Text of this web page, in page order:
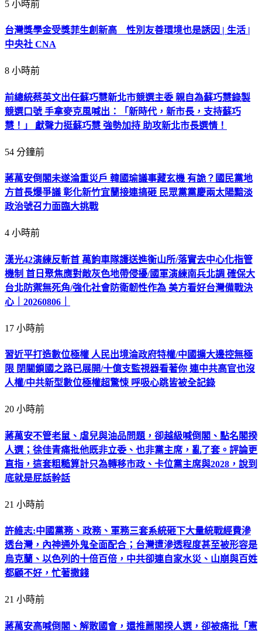
5 小時前
台灣獎學金受獎菲生創新高 性別友善環境也是誘因 | 生活 |
中央社 CNA
8 小時前
前總統蔡英文出任蘇巧慧新北市競選主委 親自為蘇巧慧錄製
競選口號 手拿麥克風喊出：「新時代，新市長，支持蘇巧
慧！」 獻聲力挺蘇巧慧 強勢加持 助攻新北市長選情！
54 分鐘前
蔣萬安倒閣未遂淪重災戶 韓國瑜議事藏玄機 有詭？國民黨地
方首長爆爭議 彰化新竹宜蘭接連搞砸 民眾黨黨慶兩太陽黯淡
政治號召力面臨大挑戰
4 小時前
漢光42演練反斬首 萬鈞車隊護送進衡山所/落實去中心化指管
機制 首日聚焦應對敵灰色地帶侵擾/國軍演練南兵北調 確保大
台北防禦無死角/強化社會防衛韌性作為 美方看好台灣備戰決
心｜20260806｜
17 小時前
習近平打造數位極權 人民出境淪政府特權/中國擴大邊控無極
限 閉關鎖國之路已展開/十億支監視器看著你 連中共高官也沒
人權/中共新型數位極權超驚悚 呼吸心跳皆被全記錄
20 小時前
蔣萬安不管老鼠、虐兒與油品問題，卻越級喊倒閣、點名閣揆
人選；徐佳青痛批他既非立委、也非黨主席，亂了套。評論更
直指，這套粗糙算計只為轉移市政、卡位黨主席與2028，說到
底就是屁話幹話
21 小時前
許維志:中國黨務、政務、軍務三套系統砸下大量統戰經費滲
透台灣，內神通外鬼全面配合；台灣遭滲透程度甚至被形容是
烏克蘭、以色列的十倍百倍，中共卻連自家水災、山崩與百姓
都顧不好，忙著撒錢
21 小時前
蔣萬安高喊倒閣、解散國會，還推薦閣揆人選，卻被痛批「憲